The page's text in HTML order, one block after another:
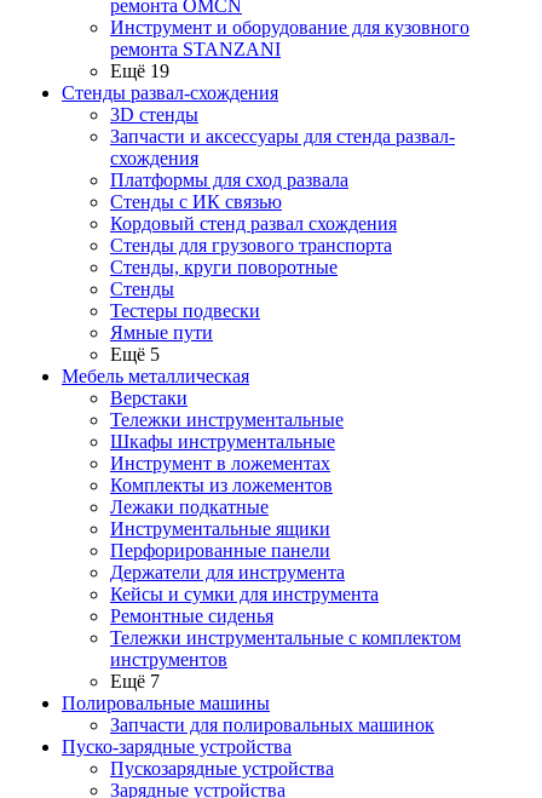
ремонта OMCN
Инструмент и оборудование для кузовного
ремонта STANZANI
Ещё 19
Стенды развал-схождения
3D стенды
Запчасти и аксессуары для стенда развал-
схождения
Платформы для сход развала
Стенды с ИК связью
Кордовый стенд развал схождения
Стенды для грузового транспорта
Стенды, круги поворотные
Стенды
Тестеры подвески
Ямные пути
Ещё 5
Мебель металлическая
Верстаки
Тележки инструментальные
Шкафы инструментальные
Инструмент в ложементах
Комплекты из ложементов
Лежаки подкатные
Инструментальные ящики
Перфорированные панели
Держатели для инструмента
Кейсы и сумки для инструмента
Ремонтные сиденья
Тележки инструментальные с комплектом
инструментов
Ещё 7
Полировальные машины
Запчасти для полировальных машинок
Пуско-зарядные устройства
Пускозарядные устройства
Зарядные устройства